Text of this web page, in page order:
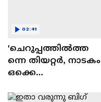
'ചെറുപ്പത്തിൽത്ത
ന്നെ തിയറ്റർ, നാടകം
ഒക്കെ
ചെയ്യാനുള്ള
02:41